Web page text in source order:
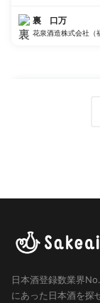
裏 口万
花泉酒造株式会社（
日本酒登録数業界
にあった日本酒を探